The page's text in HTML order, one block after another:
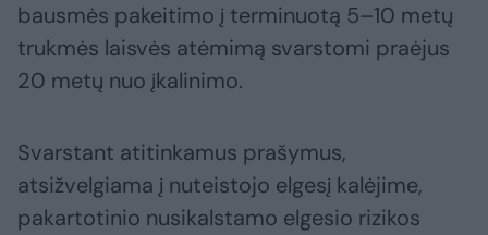
bausmės pakeitimo į terminuotą 5–10 metų
trukmės laisvės atėmimą svarstomi praėjus
20 metų nuo įkalinimo.
Svarstant atitinkamus prašymus,
atsižvelgiama į nuteistojo elgesį kalėjime,
pakartotinio nusikalstamo elgesio rizikos